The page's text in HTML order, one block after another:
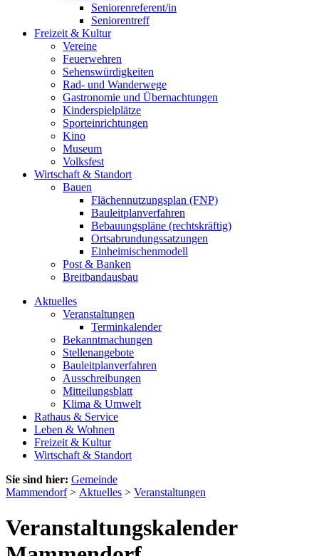
Seniorenreferent/in
Seniorentreff
Freizeit & Kultur
Vereine
Feuerwehren
Sehenswürdigkeiten
Rad- und Wanderwege
Gastronomie und Übernachtungen
Kinderspielplätze
Sporteinrichtungen
Kino
Museum
Volksfest
Wirtschaft & Standort
Bauen
Flächennutzungsplan (FNP)
Bauleitplanverfahren
Bebauungspläne (rechtskräftig)
Ortsabrundungssatzungen
Einheimischenmodell
Post & Banken
Breitbandausbau
Aktuelles
Veranstaltungen
Terminkalender
Bekanntmachungen
Stellenangebote
Bauleitplanverfahren
Ausschreibungen
Mitteilungsblatt
Klima & Umwelt
Rathaus & Service
Leben & Wohnen
Freizeit & Kultur
Wirtschaft & Standort
Sie sind hier: Gemeinde
Mammendorf> Aktuelles > Veranstaltungen
Veranstaltungskalender